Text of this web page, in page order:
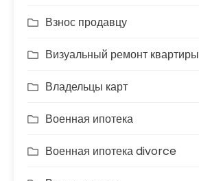
Взнос продавцу
Визуальный ремонт квартиры
Владельцы карт
Военная ипотека
Военная ипотека divorce